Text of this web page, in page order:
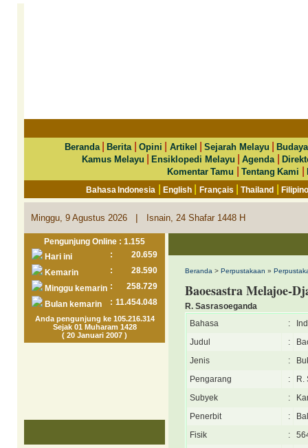
Beranda|Berita Opini Artikel |Sejarah Melayu |
Kamus Melayu
|Ensiklopedi Melayu |Agenda |
Komentar Tamu
|Tentang Kami |
Bahasa Indonesia |English Français |Thailand |
Minggu, 9 Agustus 2026 | Isnain, 24 Shafar 1448 H
Pengunjung Online : 1.155
Hari ini
:
20.659
Kemarin
:
28.590
Minggu kemarin :
258.729
Bulan kemarin
: 11.454.048
Anda pengunjung ke 105.216.314
Sejak 01 Muharam 1428
( 20 Januari 2007 )
Beranda > Perpustakaan »
Baoesastra Melajoe-
R. Sasrasoeganda
Bahasa
:
Judul
:
Jenis
:
Pengarang
:
R.
Subyek
:
Penerbit
:
Fisik
: